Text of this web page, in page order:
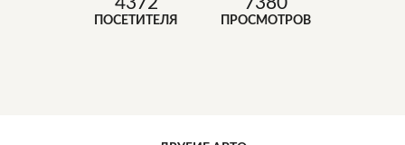
ПОСЕТИТЕЛЯ ПРОСМОТРОВ